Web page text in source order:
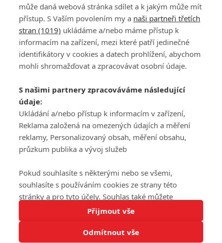
Tato stránka používá soubory cookies.
PŘIHLÁSIT
REGISTROVAT
DISKUZE
Šéfredaktorkou webu jePetr Slavík, e-mailserialy@fandimefilmu.cz
Máte-li zájem o inzerci na našem webu napište nám na e-mail
studio@koncal.com
Ochrana osobních údajů|Zásady používání cookies |Pravidla webu
Upravit nastavení soukromí
© 2016 – 2026 FandimeSerialum.cz / All rights reserved /
může daná webová stránka sdílet a k jakým může mít
přístup. S Vaším povolením my a naši partneři třetích
stran (1019) ukládáme a/nebo máme přístup k
informacím na zařízení, mezi které patří jedinečné
identifikátory v cookies a datech prohlížení, abychom
mohli shromažďovat a zpracovávat osobní údaje.
S našimi partnery zpracováváme následující
údaje:
Ukládání a/nebo přístup k informacím v zařízení,
Reklama založená na omezených údajích a měření
reklamy, Personalizovaný obsah, měření obsahu,
průzkum publika a vývoj služeb
Pokud souhlasíte s některými nebo se všemi,
souhlasíte s používáním cookies ze strany této
stránky a pro tyto účely. Souhlas také můžete
odmítnout, ale v takovém případě vám na stránce
nebudou k dispozici některé personalizované funkce.
Vaše volby souhlasu se budou vztahovat pouze na
Přijmout vše
Odmítnout vše